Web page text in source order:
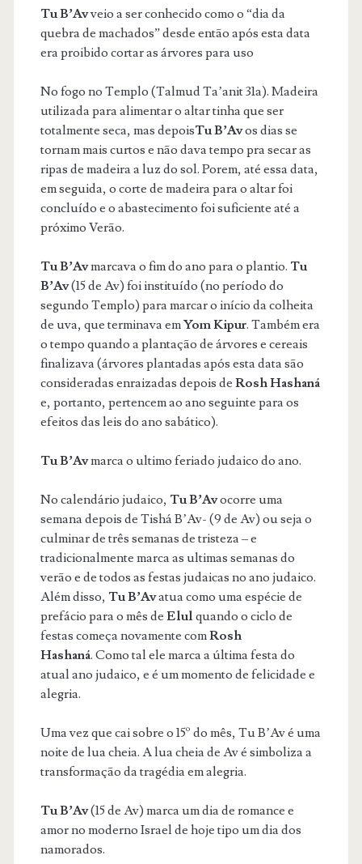
Tu B’Avveio a ser conhecido como o “dia da
quebra de machados” desde então após esta data
era proibido cortar as árvores para uso
No fogo no Templo (Talmud Ta’anit 31a). Madeira
utilizada para alimentar o altar tinha que ser
totalmente seca, mas depoisTu B’Avos dias se
tornam mais curtos e não dava tempo pra secar as
ripas de madeira a luz do sol. Porem, até essa data,
em seguida, o corte de madeira para o altar foi
concluído e o abastecimento foi suficiente até a
próximo Verão.
Tu B’Avmarcava o fim do ano para o plantio. Tu
B’Av(15 de Av) foi instituído (no período do
segundo Templo) para marcar o início da colheita
de uva, que terminava emYom Kipur. Também era
o tempo quando a plantação de árvores e cereais
finalizava (árvores plantadas após esta data são
consideradas enraizadas depois de Rosh Hashaná
e, portanto, pertencem ao ano seguinte para os
efeitos das leis do ano sabático).
Tu B’Avmarca o ultimo feriado judaico do ano.
No calendário judaico, Tu B’Avocorre uma
semana depois de Tishá B’Av- (9 de Av) ou seja o
culminar de três semanas de tristeza – e
tradicionalmente marca as ultimas semanas do
verão e de todos as festas judaicas no ano judaico.
Além disso, Tu B’Avatua como uma espécie de
prefácio para o mês de Elul quando o ciclo de
festas começa novamente comRosh
Hashaná. Como tal ele marca a última festa do
atual ano judaico, e é um momento de felicidade e
alegria.
Uma vez que cai sobre o 15º do mês, Tu B’Av é uma
noite de lua cheia. A lua cheia de Av é simboliza a
transformação da tragédia em alegria.
Tu B’Av(15 de Av) marca um dia de romance e
amor no moderno Israel de hoje tipo um dia dos
namorados.